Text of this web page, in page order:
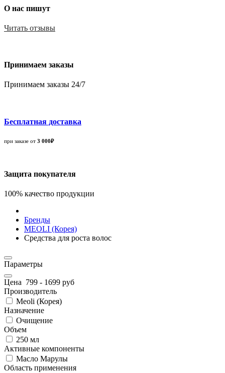
О нас пишут
Читать отзывы
Принимаем заказы
Принимаем заказы 24/7
Бесплатная доставка
при заказе от 3 000₽
Защита покупателя
100% качество продукции
Бренды
MEOLI (Корея)
Средства для роста волос
Параметры
Цена 799 - 1699 руб
Производитель
Meoli (Корея)
Назначение
Очищение
Объем
250 мл
Активные компоненты
Масло Марулы
Область применения